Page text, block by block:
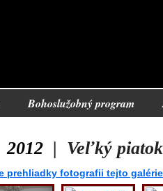
Bohoslužobný program
2012 | Veľký
prehliadky fotografii tejto